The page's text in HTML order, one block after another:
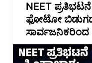
NEET
ಫೋಟೋ
ಸಾರ್ವಜನಿಕರಿಂದ